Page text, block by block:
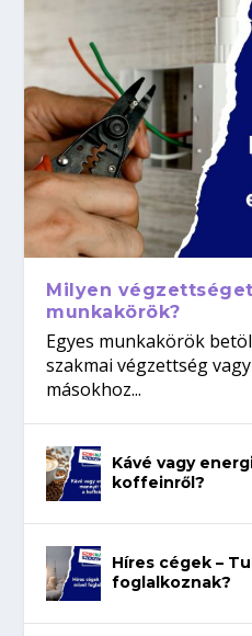
Milyen
munkakörök?
Egyes munkakörök
szakmai végzettség
másokhoz...
Kávé vagy
koffeinről?
Híres cégek –
foglalkoznak?